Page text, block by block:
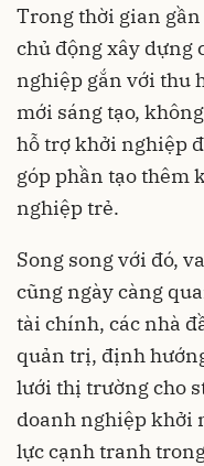
Trong thời gian
chủ động xây dựng
nghiệp gắn với thu
mới sáng tạo,
hỗ trợ khởi nghiệp
góp phần tạo thêm
nghiệp trẻ.
Song song với đó,
cũng ngày càng
tài chính, các nhà
quản trị, định
lưới thị trường cho
doanh nghiệp khởi
lực cạnh tranh